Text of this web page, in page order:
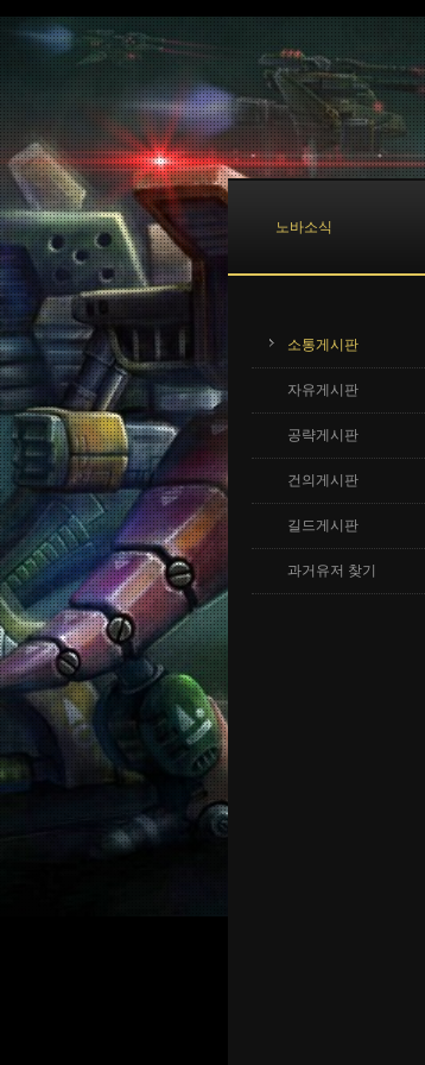
노바소식
소통게시판
자유게시판
공략게시판
건의게시판
길드게시판
과거유저 찾기
Sketchbook5, 스케치북5
Sketchbook5, 스케치북5